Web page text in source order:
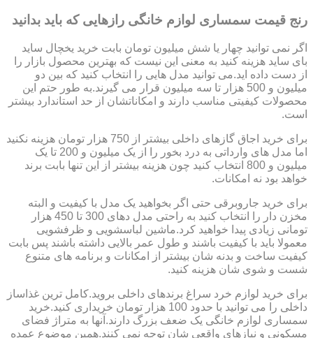
رنج قیمت سمساری لوازم خانگی رازهایی که باید بدانید
اگر نمی توانید چهار یا شش میلیون تومان بابت خرید یخچال ساید
بای ساید هزینه کنید به معنی این نیست که بهترین محصول بازار را
از دست داده اید.می توانید مدل هایی را انتخاب کنید که بین دو
میلیون و 500 هزار تا سه میلیون قرار می گیرند.به طور حتم این
محصولات کیفیتی مناسب دارند و امکاناتشان از حد استاندارد بیشتر
است.
برای خرید اجاق گازهای داخلی بیشتر از 750 هزار تومان هزینه نکنید
اما مدل های وارداتی به درد بخور را از یک میلیون و 200 تا یک
میلیون و 800 انتخاب کنید چون هزینه بیشتر از این تنها بابت برند
خواهد بود نه امکانات.
برای خرید جاروبرقی حتی اگر بخواهید یک مدل با کیفیت و البته
مخزن دار را انتخاب کنید به راحتی مدل دهای 300 تا 450 هزار
تومانی زیادی پیدا خواهید کرد.ماشین لباسشویی و ظرفشویی
معمولا باید با کیفیت باشند و طول عمر بالایی داشته باشند پس بابت
کیفیت ساخت و بدنه شان بیشتر از امکانات و برنامه های متنوع
شست و شوی شان هزینه کنید.
برای خرید لوازم خرد سراغ برندهای داخلی بروید.کامل ترین غذاساز
داخلی را می توانید با حدود 100 هزار تومان خریداری کنید.خرید
سمساری لوازم خانگی یک ضعف بزرگ دارند.آنها به متراژ فضای
مسکونی و نیازهای واقعی شان توجه نمی کنند.همین موضوع عمده